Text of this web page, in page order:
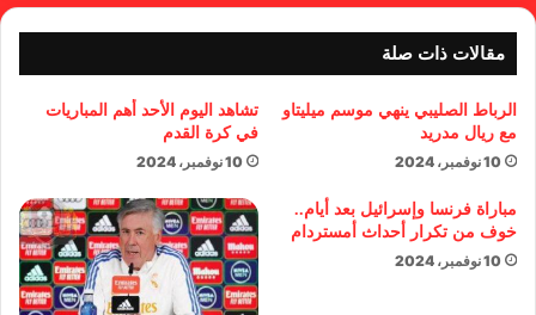
مقالات ذات صلة
الرباط الصليبي ينهي موسم ميليتاو
مع ريال مدريد
10 نوفمبر، 2024
تشاهد اليوم الأحد أهم المباريات
في كرة القدم
10 نوفمبر، 2024
مباراة فرنسا وإسرائيل بعد أيام..
خوف من تكرار أحداث أمستردام
10 نوفمبر، 2024